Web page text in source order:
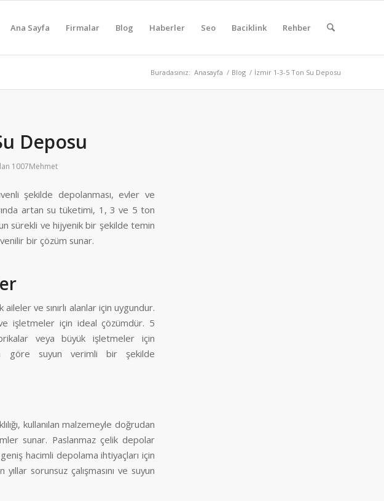
Ana Sayfa Firmalar Blog Haberler Seo Baciklink Rehber
Buradasınız: Anasayfa / Blog / İzmir 1-3-5 Ton Su Deposu
Deposu
1007Mehmet
şekilde depolanması, evler ve
artan su tüketimi, 1, 3 ve 5 ton
sürekli ve hijyenik bir şekilde temin
bir çözüm sunar.
ve sınırlı alanlar için uygundur.
işletmeler için ideal çözümdür. 5
veya büyük işletmeler için
göre suyun verimli bir şekilde
kullanılan malzemeyle doğrudan
sunar. Paslanmaz çelik depolar
hacimli depolama ihtiyaçları için
sorunsuz çalışmasını ve suyun